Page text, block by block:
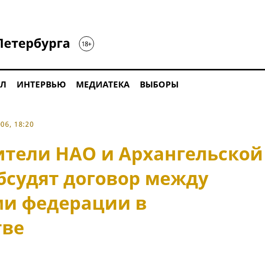
ИНТЕРВЬЮ МЕДИАТЕКА ВЫБОРЫ
18:20
НАО и Архангельской
договор между
федерации в